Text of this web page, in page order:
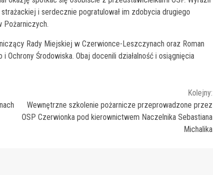
i serdecznie pogratulował im zdobycia drugiego
Pożarniczych.
Rady Miejskiej w Czerwionce-Leszczynach oraz Roman
Ochrony Środowiska. Obaj docenili działalność i osiągnięcia
Kolejny:
Wewnętrzne szkolenie pożarnicze przeprowadzone przez
OSP Czerwionka pod kierownictwem Naczelnika Sebastiana
Michalika